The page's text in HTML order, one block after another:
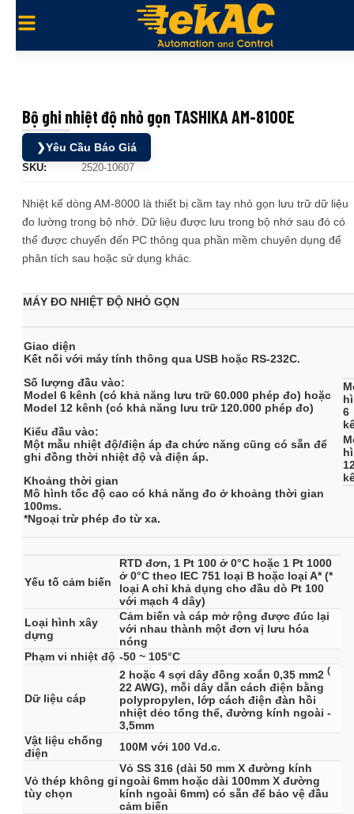
Bộ ghi nhiệt độ nhỏ gọn TASHIKA AM-8100E
❯Yêu Cầu Báo Giá
SKU: 2520-10607
Nhiệt kế dòng AM-8000 là thiết bị cầm tay nhỏ gọn lưu trữ dữ liệu
đo lường trong bộ nhớ. Dữ liệu được lưu trong bộ nhớ sau đó có
thể được chuyển đến PC thông qua phần mềm chuyên dụng để
phân tích sau hoặc sử dụng khác.
MÁY ĐO NHIỆT ĐỘ NHỎ GỌN
Giao diện
Kết nối với máy tính thông qua USB hoặc RS-232C.
Số lượng đầu vào:
Model 6 kênh (có khả năng lưu trữ 60.000 phép đo) hoặc
Model 12 kênh (có khả năng lưu trữ 120.000 phép đo)
Kiểu đầu vào:
Một mẫu nhiệt độ/điện áp đa chức năng cũng có sẵn để
ghi đồng thời nhiệt độ và điện áp.
Khoảng thời gian
Mô hình tốc độ cao có khả năng đo ở khoảng thời gian
100ms.
*Ngoại trừ phép đo từ xa.
6
Yếu tố cảm biến
RTD đơn, 1 Pt 100 ở 0°C hoặc 1 Pt 1000
ở 0°C theo IEC 751 loại B hoặc loại A* (*
loại A chỉ khả dụng cho đầu dò Pt 100
với mạch 4 dây)
Loại hình xây
dựng
Cảm biến và cáp mở rộng được đúc lại
với nhau thành một đơn vị lưu hóa
nóng
Phạm vi nhiệt độ -50 ~ 105°C
Dữ liệu cáp
2 hoặc 4 sợi dây đồng xoắn 0,35 mm2 (
22 AWG), mỗi dây dẫn cách điện bằng
polypropylen, lớp cách điện đàn hồi
nhiệt dẻo tổng thể, đường kính ngoài -
3,5mm
Vật liệu chống
điện
100M với 100 Vd.c.
Vỏ thép không gỉ
tùy chọn
Vỏ SS 316 (dài 50 mm X đường kính
ngoài 6mm hoặc dài 100mm X đường
kính ngoài 6mm) có sẵn để bảo vệ đầu
cảm biến